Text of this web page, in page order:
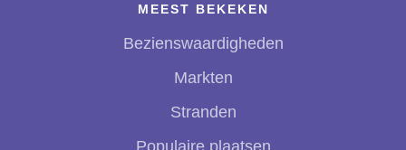
MEEST BEKEKEN
Bezienswaardigheden
Markten
Stranden
Populaire plaatsen